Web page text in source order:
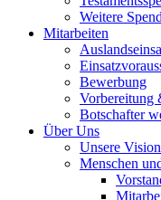
Weitere
Mitarbeiten
Bewerbung
Vorbereitung
Botschafter
Über Uns
Unsere
Menschen